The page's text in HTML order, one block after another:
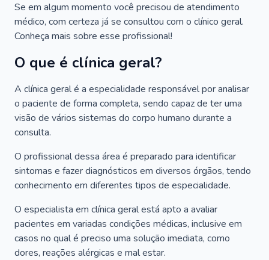
Se em algum momento você precisou de atendimento
médico, com certeza já se consultou com o clínico geral.
Conheça mais sobre esse profissional!
O que é clínica geral?
A clínica geral é a especialidade responsável por analisar
o paciente de forma completa, sendo capaz de ter uma
visão de vários sistemas do corpo humano durante a
consulta.
O profissional dessa área é preparado para identificar
sintomas e fazer diagnósticos em diversos órgãos, tendo
conhecimento em diferentes tipos de especialidade.
O especialista em clínica geral está apto a avaliar
pacientes em variadas condições médicas, inclusive em
casos no qual é preciso uma solução imediata, como
dores, reações alérgicas e mal estar.